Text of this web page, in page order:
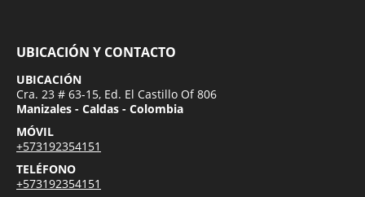
UBICACIÓN Y CONTACTO
UBICACIÓN
Cra. 23 # 63-15, Ed. El Castillo Of 806
Manizales - Caldas - Colombia
MÓVIL
+573192354151
TELÉFONO
+573192354151